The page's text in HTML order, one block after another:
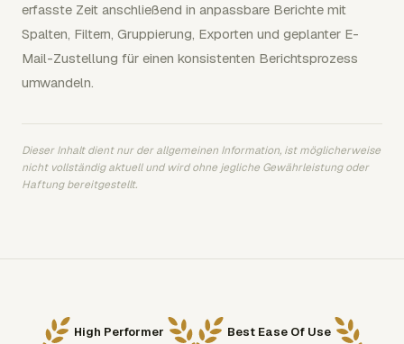
erfasste Zeit anschließend in anpassbare Berichte mit
Spalten, Filtern, Gruppierung, Exporten und geplanter E-
Mail-Zustellung für einen konsistenten Berichtsprozess
umwandeln.
Dieser Inhalt dient nur der allgemeinen Information, ist möglicherweise
nicht vollständig aktuell und wird ohne jegliche Gewährleistung oder
Haftung bereitgestellt.
High Performer Best Ease Of Use